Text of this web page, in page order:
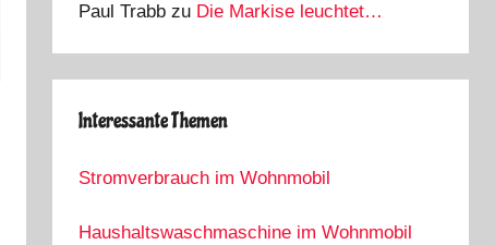
Paul Trabb zu Die Markise leuchtet…
Interessante Themen
Stromverbrauch im Wohnmobil
Haushaltswaschmaschine im Wohnmobil